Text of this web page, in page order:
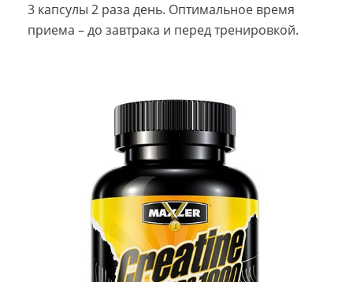
3 капсулы 2 раза день. Оптимальное время
приема – до завтрака и перед тренировкой.